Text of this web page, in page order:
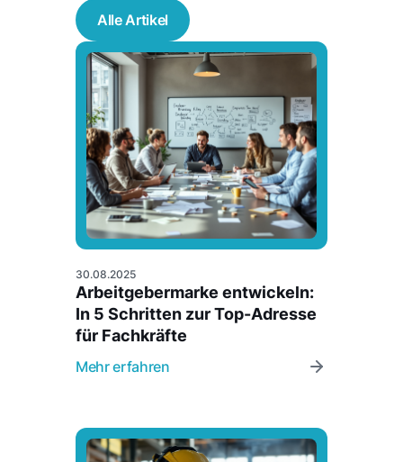
Alle Artikel
30.08.2025
Arbeitgebermarke entwickeln:
In 5 Schritten zur Top-Adresse
für Fachkräfte
Mehr erfahren